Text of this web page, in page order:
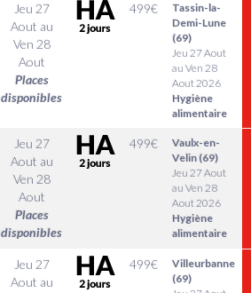
Jeu 27
Aout au
Ven 28
Aout
Places
disponibles
499€
Tassin-la-
Demi-Lune
(69)
Jeu 27 Aout
au Ven 28
Aout 2026
Hygiène
alimentaire
Jeu 27
Aout au
Ven 28
Aout
Places
disponibles
499€
Vaulx-en-
Velin (69)
Jeu 27 Aout
au Ven 28
Aout 2026
Hygiène
alimentaire
Jeu 27
Aout au
499€
Villeurbanne
(69)